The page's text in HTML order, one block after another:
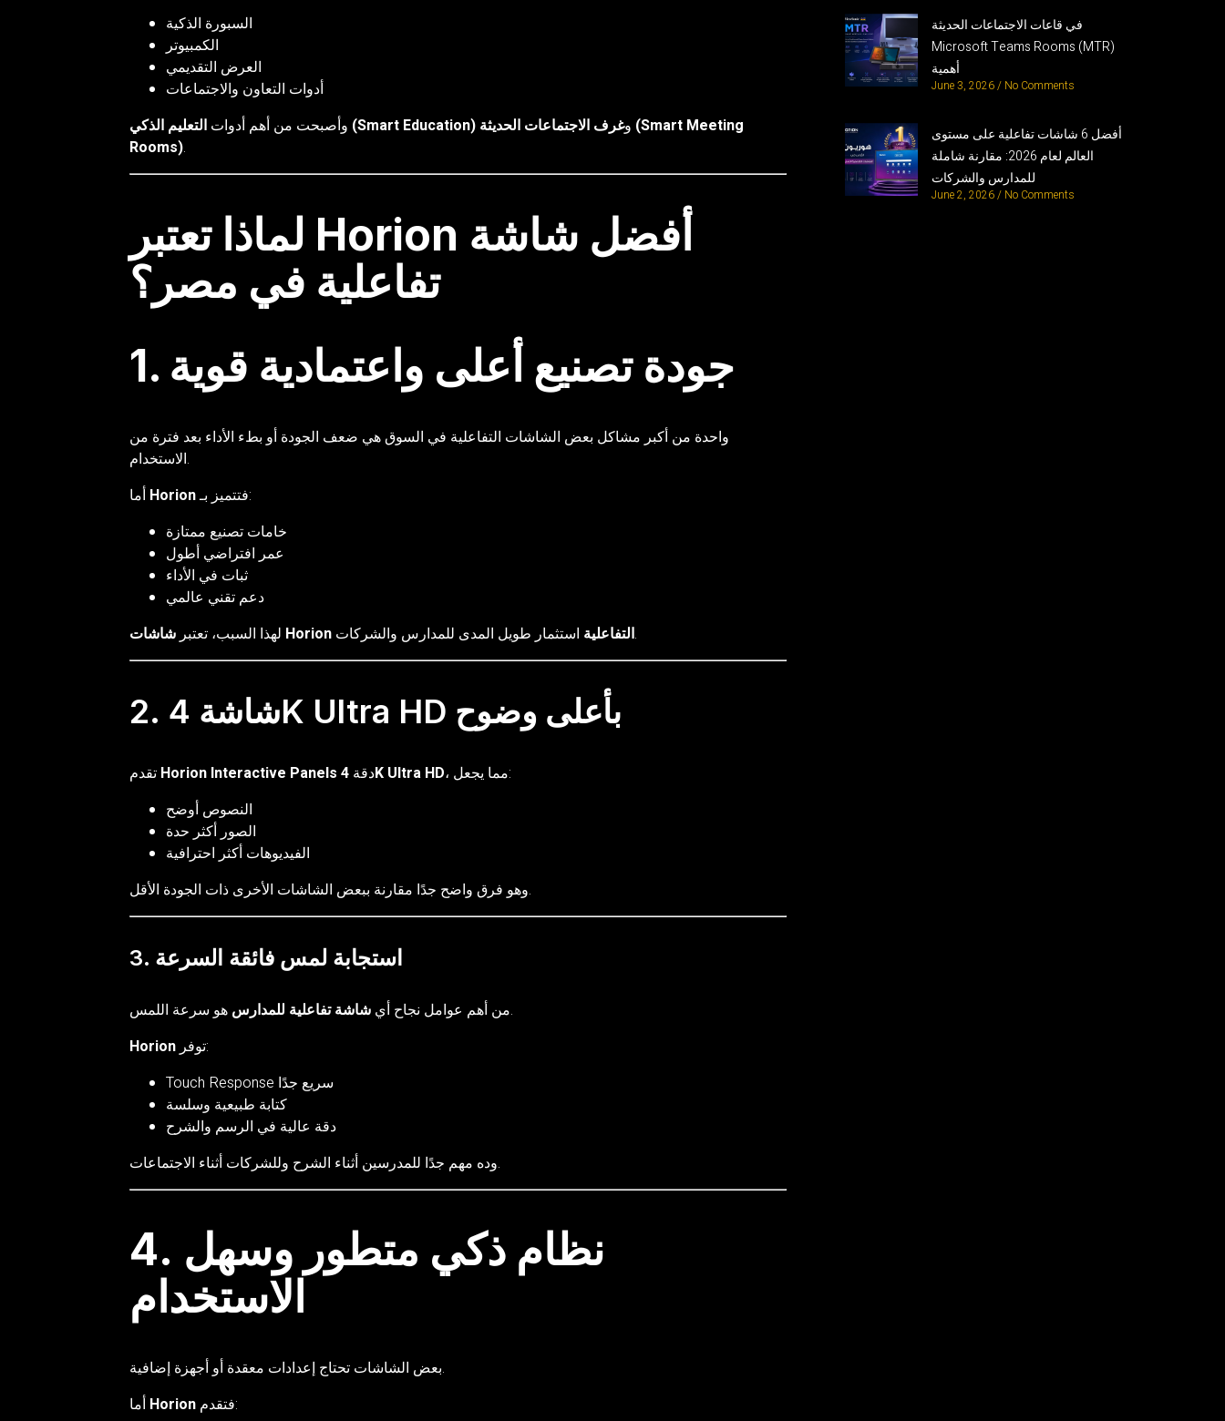
السبورة الذكية
الكمبيوتر
العرض التقديمي
أدوات التعاون والاجتماعات
وأصبحت من أهم أدوات التعليم الذكي (Smart Education) وغرف الاجتماعات الحديثة (Smart Meeting
Rooms).
لماذا تعتبر Horion أفضل شاشة
تفاعلية في مصر؟
1. جودة تصنيع أعلى واعتمادية قوية
واحدة من أكبر مشاكل بعض الشاشات التفاعلية في السوق هي ضعف الجودة أو بطء الأداء بعد فترة من
الاستخدام.
Horion
فتتميز بـ:
خامات تصنيع ممتازة
عمر افتراضي أطول
ثبات في الأداء
دعم تقني عالمي
لهذا السبب، تعتبر
شاشات Horion التفاعليةاستثمار طويل المدى للمدارس والشركات.
2. شاشة 4K Ultra HD بأعلى وضوح
Horion Interactive Panels دقة4K Ultra HD
، مما يجعل:
النصوص أوضح
الصور أكثر حدة
الفيديوهات أكثر احترافية
وهو فرق واضح جدًا مقارنة ببعض الشاشات الأخرى ذات الجودة الأقل.
3. استجابة لمس فائقة السرعة
من أهم عوامل نجاح أي شاشة تفاعلية للمدارس
هو سرعة اللمس.
Horion
توفر:
Touch Response سريع جدًا
كتابة طبيعية وسلسة
دقة عالية في الرسم والشرح
وده مهم جدًا للمدرسين أثناء الشرح وللشركات أثناء الاجتماعات.
4. نظام ذكي متطور وسهل
الاستخدام
بعض الشاشات تحتاج إعدادات معقدة أو أجهزة إضافية.
Horion
فتقدم:
في قاعات الاجتماعات الحديثة
Microsoft Teams Rooms (MTR)
أهمية
June 3, 2026 No Comments
أفضل 6 شاشات تفاعلية على مستوى
العالم لعام 2026: مقارنة شاملة
للمدارس والشركات
June 2, 2026 No Comments